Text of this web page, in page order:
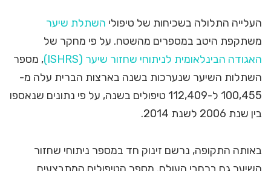
העלייה התלולה בשכיחות של טיפולי השתלת שיער
משתקפת היטב במספרים מהשטח. על פי מחקר של
האגודה הבינלאומית לניתוחי שחזור שיער (ISHRS)
, מספר
השתלות השיער שנערכות בשנה בארצות הברית עלה מ-
100,455 ל-112,409 טיפולים בשנה, על פי נתונים שנאספו
בין שנת 2006 לשנת 2014.
באותה התקופה, נרשם זינוק חד במספר ניתוחי שחזור